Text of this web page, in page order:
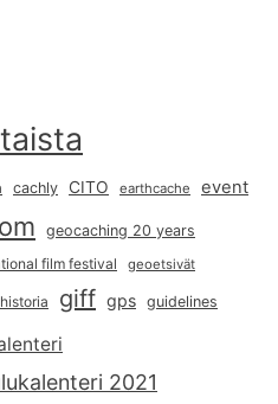
cachly CITO earthcache event
geocaching 20 years
film festival geoetsivät
giff gps guidelines
2021